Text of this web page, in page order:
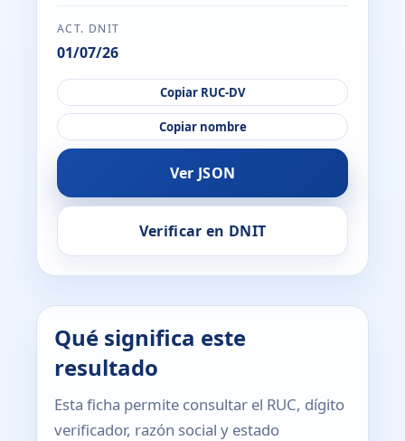
ACT. DNIT
01/07/26
Copiar RUC-DV
Copiar nombre
Ver JSON
Verificar en DNIT
Qué significa este
resultado
Esta ficha permite consultar el RUC, dígito
verificador, razón social y estado